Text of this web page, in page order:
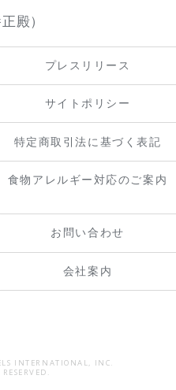
殿）
プレスリリース
サイトポリシー
特定商取引法に基づく表記
食物アレルギー対応のご案内
お問い合わせ
会社案内
INTERNATIONAL, INC.